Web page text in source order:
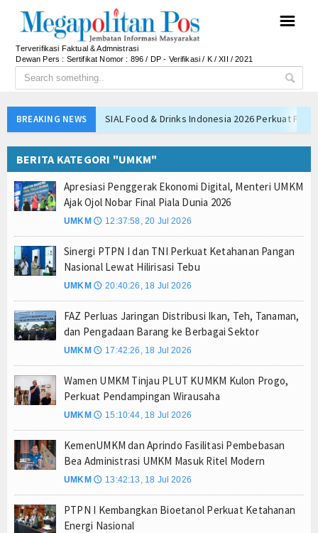
☰
Terverifikasi Faktual & Admnistrasi
Dewan Pers : Sertifikat Nomor : 896 / DP - Verifikasi / K / XII / 2021
BREAKING NEWS
SIAL Food & Drinks Indonesia 2026 Perkuat
Munjirin Panen Padi Ciherang di Cakung, Urban
PWHI Kota Tangerang Minta Dugaan Intimidasi
PWI dan AFPI Perkuat Literasi Keuangan,
Nurhadi Anggota Komisi IX DPR RI Getol Kritisi
Majalengka Siaga Narkoba, UNMA dan Bupati
Ateng Sutisna Satukan Ribuan Bobotoh, Nobar
SIAL Food & Drinks Indonesia 2026 Perkuat
Kapolres Majalengka Ajak Bobotoh Junjung
Munjirin Panen Padi Ciherang di Cakung, Urban
PTPN I Ubah Aset Jadi Mesin Pertumbuhan,
PWHI Kota Tangerang Minta Dugaan Intimidasi
PWI dan AFPI Perkuat Literasi Keuangan,
Majalengka Siaga Narkoba, UNMA dan Bupati
Bupati Majalengka Ajak Ribuan Bobotoh Doakan
Ateng Sutisna Satukan Ribuan Bobotoh, Nobar
SIAL Food & Drinks Indonesia 2026 Perkuat
BERITA KATEGORI "UMKM"
Apresiasi Penggerak Ekonomi Digital, Menteri UMKM
Ajak Ojol Nobar Final Piala Dunia 2026
UMKM 🕔 12:37:58, 20 Jul 2026
Sinergi PTPN I dan TNI Perkuat Ketahanan Pangan
Nasional Lewat Hilirisasi Tebu
UMKM 🕔 20:40:26, 18 Jul 2026
FAZ Perluas Jaringan Distribusi Ikan, Teh, Tanaman,
dan Pengadaan Barang ke Berbagai Sektor
UMKM 🕔 17:42:26, 18 Jul 2026
Wamen UMKM Tinjau PLUT KUMKM Kulon Progo,
Perkuat Pendampingan Wirausaha
UMKM 🕔 15:10:44, 18 Jul 2026
KemenUMKM dan Aprindo Fasilitasi Pembebasan
Bea Administrasi UMKM Masuk Ritel Modern
UMKM 🕔 13:42:13, 18 Jul 2026
PTPN I Kembangkan Bioetanol Perkuat Ketahanan
Energi Nasional